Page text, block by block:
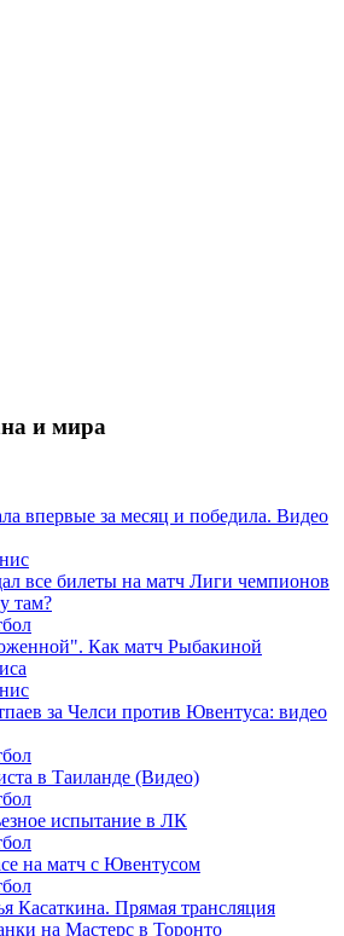
и мира
впервые за месяц и победила. Видео
все билеты на матч Лиги чемпионов
там?
Как матч Рыбакиной
за Челси против Ювентуса: видео
в Таиланде (Видео)
испытание в ЛК
на матч с Ювентусом
Касаткина. Прямая трансляция
на Мастерс в Торонто